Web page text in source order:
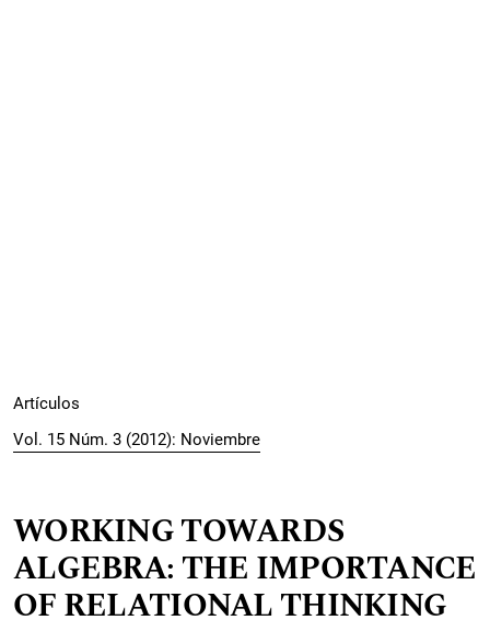
Artículos
Vol. 15 Núm. 3 (2012): Noviembre
WORKING TOWARDS
ALGEBRA: THE IMPORTANCE
OF RELATIONAL THINKING